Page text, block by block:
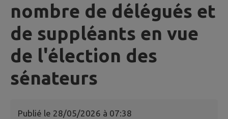
nombre de délégués et
de suppléants en vue
de l'élection des
sénateurs
Publié le 28/05/2026 à 07:38